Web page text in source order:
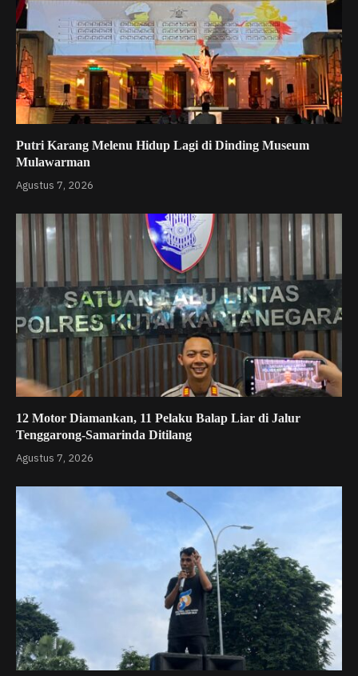
Putri Karang Melenu Hidup Lagi di Dinding Museum
Mulawarman
Agustus 7, 2026
12 Motor Diamankan, 11 Pelaku Balap Liar di Jalur
Tenggarong-Samarinda Ditilang
Agustus 7, 2026